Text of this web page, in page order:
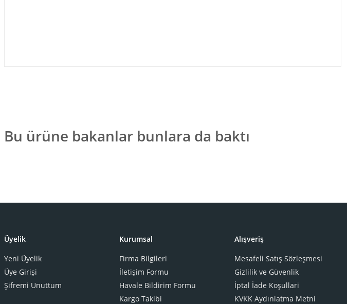
Bu ürüne bakanlar bunlara da baktı
Ralph Lauren Home
Üyelik
Yeni Üyelik
Üye Girişi
Şifremi Unuttum
Kurumsal
Firma Bilgileri
İletişim Formu
Havale Bildirim Formu
Kargo Takibi
Alışveriş
Mesafeli Satış Sözleşmesi
Gizlilik ve Güvenlik
İptal İade Koşullari
KVKK Aydınlatma Metni